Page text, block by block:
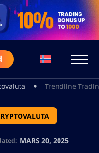
• Trendline
MARS 20, 2025